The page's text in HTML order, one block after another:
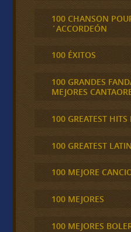
100 CHANSON
´ACCORDEÓN
100 ÉXITOS
100 GRANDES
MEJORES
100 GREATEST HITS
100 GREATEST
100 MEJORE
100 MEJORES
100 MEJORES